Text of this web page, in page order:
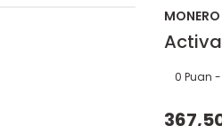
MONERO
0 Puan